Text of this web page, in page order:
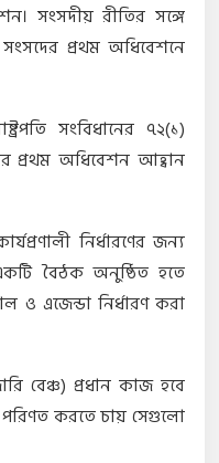
সংসদীয় রীতির সঙ্গে
সংসদের প্রথম অধিবেশনে
সংবিধানের ৭২(১)
প্রথম অধিবেশন আহ্বান
নির্ধারণের জন্য
বৈঠক অনুষ্ঠিত হতে
ও এজেন্ডা নির্ধারণ করা
বেঞ্চ) প্রধান কাজ হবে
করতে চায় সেগুলো